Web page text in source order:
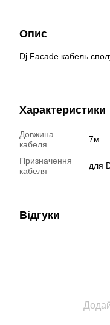
Опис
Dj Facade кабель
Характеристики
Довжина
кабеля
7м
Призначення
кабеля
для
Відгуки